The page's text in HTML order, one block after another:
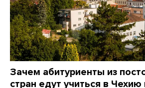
Зачем абитуриенты из
стран едут учиться в